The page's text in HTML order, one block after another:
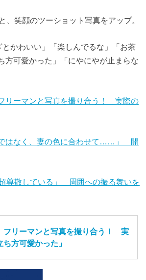
笑顔のツーショット写真をアップ。
かわいい」「楽しんでるな」「お茶
方可愛かった」「にやにやが止まらな
リーマンと写真を撮り合う！ 実際の
はなく、妻の色に合わせて……」 開
尊敬している」 周囲への振る舞いを
フリーマンと写真を撮り合う！ 実
方可愛かった」